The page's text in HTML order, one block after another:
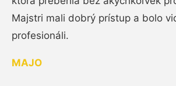
Majstri mali dobrý prístup a bolo
profesionáli.
MAJO